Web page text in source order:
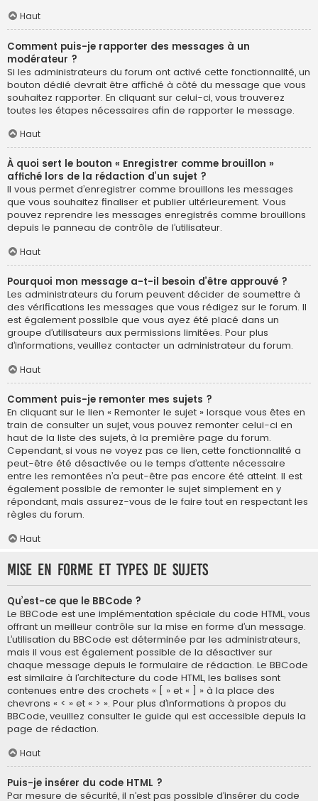
Haut
Comment puis-je rapporter des messages à un
modérateur ?
Si les administrateurs du forum ont activé cette fonctionnalité, un
bouton dédié devrait être affiché à côté du message que vous
souhaitez rapporter. En cliquant sur celui-ci, vous trouverez
toutes les étapes nécessaires afin de rapporter le message.
Haut
À quoi sert le bouton « Enregistrer comme brouillon »
affiché lors de la rédaction d’un sujet ?
Il vous permet d’enregistrer comme brouillons les messages
que vous souhaitez finaliser et publier ultérieurement. Vous
pouvez reprendre les messages enregistrés comme brouillons
depuis le panneau de contrôle de l’utilisateur.
Haut
Pourquoi mon message a-t-il besoin d’être approuvé ?
Les administrateurs du forum peuvent décider de soumettre à
des vérifications les messages que vous rédigez sur le forum. Il
est également possible que vous ayez été placé dans un
groupe d’utilisateurs aux permissions limitées. Pour plus
d’informations, veuillez contacter un administrateur du forum.
Haut
Comment puis-je remonter mes sujets ?
En cliquant sur le lien « Remonter le sujet » lorsque vous êtes en
train de consulter un sujet, vous pouvez remonter celui-ci en
haut de la liste des sujets, à la première page du forum.
Cependant, si vous ne voyez pas ce lien, cette fonctionnalité a
peut-être été désactivée ou le temps d’attente nécessaire
entre les remontées n’a peut-être pas encore été atteint. Il est
également possible de remonter le sujet simplement en y
répondant, mais assurez-vous de le faire tout en respectant les
règles du forum.
Haut
Mise en forme et types de sujets
Qu’est-ce que le BBCode ?
Le BBCode est une implémentation spéciale du code HTML, vous
offrant un meilleur contrôle sur la mise en forme d’un message.
L’utilisation du BBCode est déterminée par les administrateurs,
mais il vous est également possible de la désactiver sur
chaque message depuis le formulaire de rédaction. Le BBCode
est similaire à l’architecture du code HTML, les balises sont
contenues entre des crochets « [ » et « ] » à la place des
chevrons « < » et « > ». Pour plus d’informations à propos du
BBCode, veuillez consulter le guide qui est accessible depuis la
page de rédaction.
Haut
Puis-je insérer du code HTML ?
Par mesure de sécurité, il n’est pas possible d’insérer du code